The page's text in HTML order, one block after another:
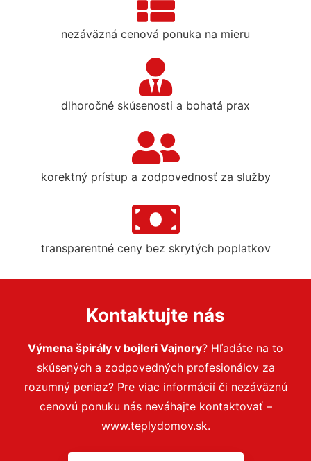
nezáväzná cenová ponuka na mieru
dlhoročné skúsenosti a bohatá prax
korektný prístup a zodpovednosť za služby
transparentné ceny bez skrytých poplatkov
Kontaktujte nás
Výmena špirály v bojleri Vajnory? Hľadáte na to
skúsených a zodpovedných profesionálov za
rozumný peniaz? Pre viac informácií či nezáväznú
cenovú ponuku nás neváhajte kontaktovať –
www.teplydomov.sk.